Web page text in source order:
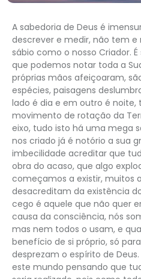
A sabedoria de Deus é
descrever e medir, não tem e
sábio como o nosso Criador.
que podemos notar toda a
próprias mãos afeiçoaram,
espécies, paisagens
lado é dia e em outro é noite,
movimento de rotação da
eixo, tudo isto há uma mega
nos criado já é notório a sua
imbecilidade acreditar que
obra do acaso, que algo
começamos a existir, muitos
desacreditam da existência
cego é aquele que não quer
causa da consciência, nós
mas nem todos o usam, e
benefício de si próprio, só
desprezam o espírito de
este mundo pensando que